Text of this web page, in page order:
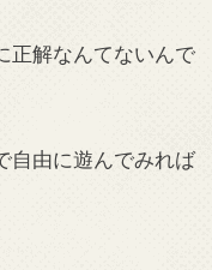
正解なんてないんで
自由に遊んでみれば